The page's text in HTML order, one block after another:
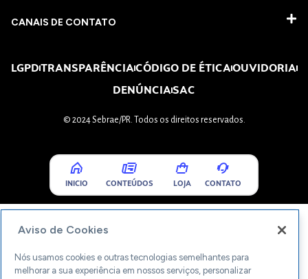
CANAIS DE CONTATO
LGPDTRANSPARÊNCIACÓDIGO DE ÉTICAOUVIDORIA
DENÚNCIASAC
© 2024 Sebrae/PR. Todos os direitos reservados.
INICIO CONTEÚDOS LOJA CONTATO
Aviso de Cookies
Nós usamos cookies e outras tecnologias semelhantes para
melhorar a sua experiência em nossos serviços, personalizar